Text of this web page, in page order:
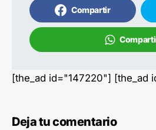
Compartir
[the_ad id="147220"] [the_ad
Deja tu comentario